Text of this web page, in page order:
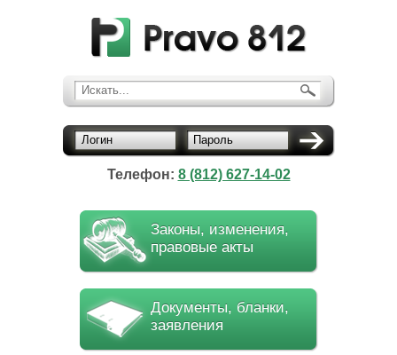
Искать...
Логин Пароль
Телефон: 8 (812) 627-14-02
Законы, изменения,
правовые акты
Документы, бланки,
заявления